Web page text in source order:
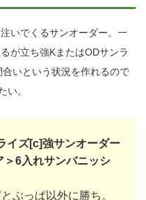
いでくるサンオーダー。一
が立ち強KまたはODサンラ
いという状況を作れるので
い。
イズ[c]強サンオーダー
6入れサンバニッシ
ぶっぱ以外に勝ち。